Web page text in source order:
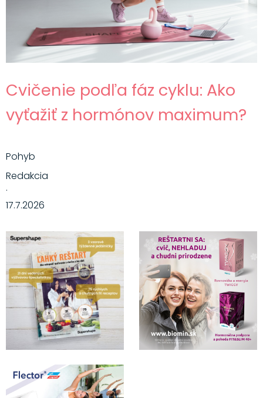
Cvičenie podľa fáz cyklu: Ako
vyťažiť z hormónov maximum?
Pohyb
Redakcia
·
17.7.2026